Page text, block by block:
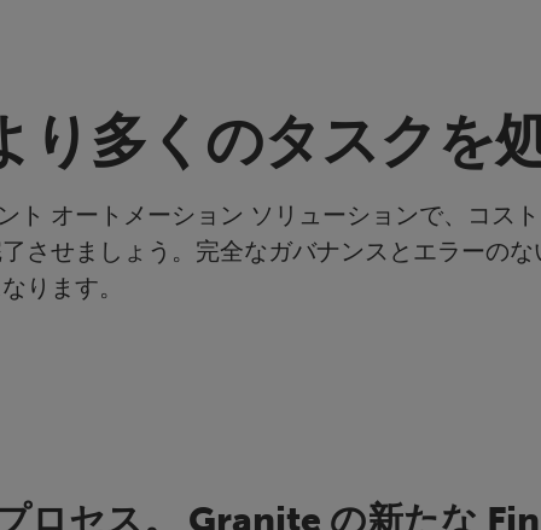
り多くのタスクを
ト オートメーション ソリューションで、コス
させましょう。完全なガバナンスとエラーの
ります。
ロセス。 Granite の新たな